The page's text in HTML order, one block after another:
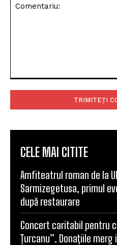
CELE MAI CITITE
Amfiteatrul roman de la
Sarmizegetusa, primul
după restaurare
Concert caritabil pentru
Țurcanu”. Donațiile